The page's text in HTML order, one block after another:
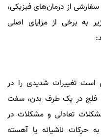
از درمان‌های فیزیکی،
به برخی از مزایای اصلی
تغییرات شدیدی را در
فلج در یک طرف بدن، سفت
تعادلی و مشکلات در
حرکات ناشیانه یا آهسته